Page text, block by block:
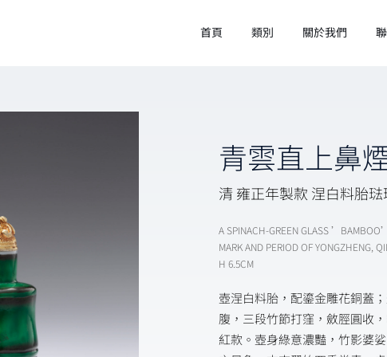
首頁 類別 關於我們
青雲直上鼻
清 雍正年製款 涅白料胎琺
A SPINACH-GREEN GLASS
MARK AND PERIOD OF YONGZHENG,
H 6.5CM
壺涅白料胎，配鎏金雕花銅蓋
腹，三段竹節打窪，斂脛圓收
紅款。壺身綠意濃豔，竹影婆